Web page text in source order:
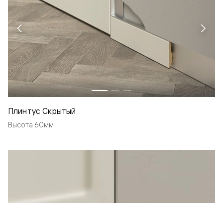
Плинтус Скрытый
Высота 60мм